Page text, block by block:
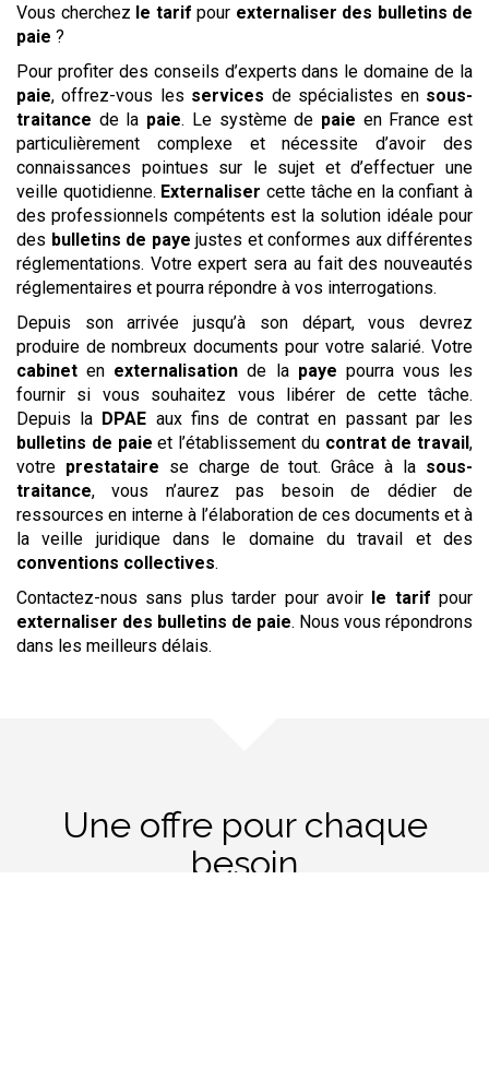
Vous cherchez le tarif pour externaliser des bulletins de
paie ?
Pour profiter des conseils d’experts dans le domaine de la
paie, offrez-vous les services de spécialistes en sous-
traitance de la paie. Le système de paie en France est
particulièrement complexe et nécessite d’avoir des
connaissances pointues sur le sujet et d’effectuer une
veille quotidienne. Externaliser cette tâche en la confiant à
des professionnels compétents est la solution idéale pour
des bulletins de paye justes et conformes aux différentes
réglementations. Votre expert sera au fait des nouveautés
réglementaires et pourra répondre à vos interrogations.
Depuis son arrivée jusqu’à son départ, vous devrez
produire de nombreux documents pour votre salarié. Votre
cabinet en externalisation de la paye pourra vous les
fournir si vous souhaitez vous libérer de cette tâche.
Depuis la DPAE aux fins de contrat en passant par les
bulletins de paie et l’établissement du contrat de travail,
votre prestataire se charge de tout. Grâce à la sous-
traitance, vous n’aurez pas besoin de dédier de
ressources en interne à l’élaboration de ces documents et à
la veille juridique dans le domaine du travail et des
conventions collectives.
Contactez-nous sans plus tarder pour avoir le tarif pour
externaliser des bulletins de paie. Nous vous répondrons
dans les meilleurs délais.
Une offre pour chaque
besoin